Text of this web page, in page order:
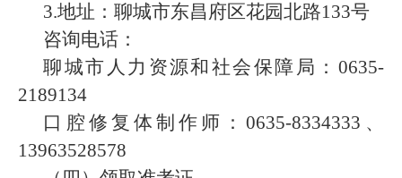
3.地址：聊城市东昌府区花园北路133号
咨询电话：
聊城市人力资源和社会保障局：0635-
2189134
口腔修复体制作师 ：0635-8334333、
13963528578